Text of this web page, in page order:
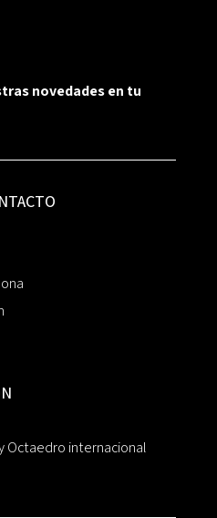
novedades en tu
Octaedro internacional